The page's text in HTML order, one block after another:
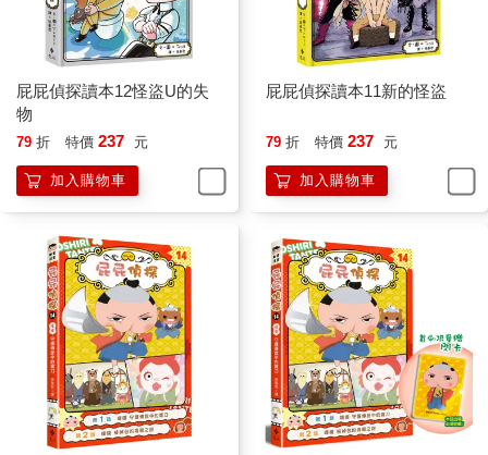
屁屁偵探讀本12怪盜U的失
物
79 折 特價 237 元
加入購物車
屁屁偵探讀本11新的怪盜
79 折 特價 237 元
加入購物車